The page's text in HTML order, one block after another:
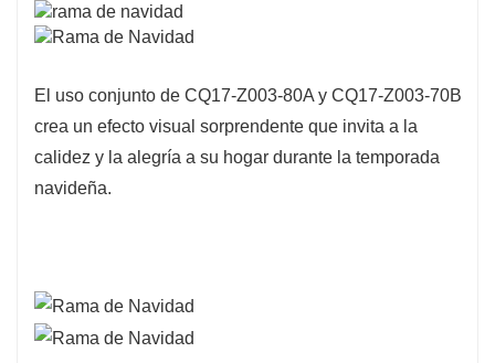
El uso conjunto de CQ17-Z003-80A y CQ17-Z003-70B
crea un efecto visual sorprendente que invita a la
calidez y la alegría a su hogar durante la temporada
navideña.